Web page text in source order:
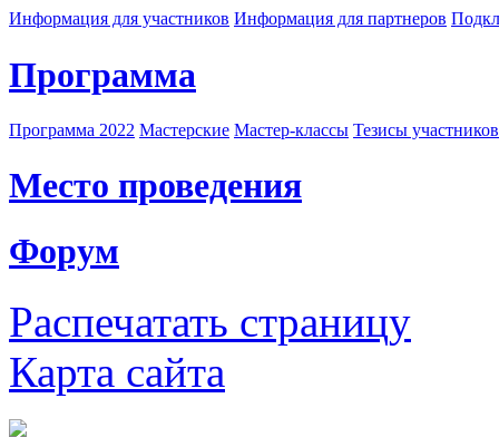
Информация для участников Информация для партнеров
Программа
Программа 2022 Мастерские Мастер-классы Тезисы
Место проведения
Форум
Распечатать страницу
Карта сайта